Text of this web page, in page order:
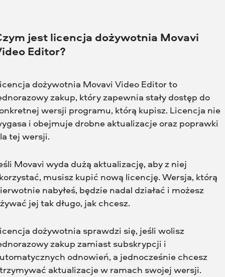
jest licencja dożywotnia Movavi
Editor?
dożywotnia Movavi Video Editor to
zakup, który zapewnia stały dostęp do
wersji programu, którą kupisz. Licencja nie
i obejmuje drobne aktualizacje oraz poprawki
tej wersji.
Movavi wyda dużą aktualizację, aby z niej
musisz kupić nową licencję. Wersja, którą
nabyłeś, będzie nadal działać i możesz
jej tak długo, jak chcesz.
dożywotnia sprawdzi się, jeśli wolisz
zakup zamiast subskrypcji i
odnowień, a jednocześnie chcesz
aktualizacje w ramach swojej wersji.